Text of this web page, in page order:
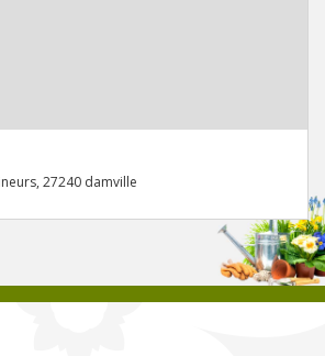
27240 damville